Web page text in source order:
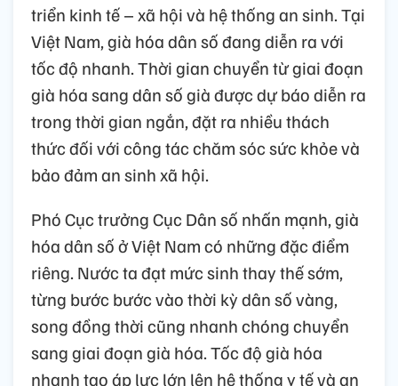
triển kinh tế – xã hội và hệ thống an sinh. Tại
Việt Nam, già hóa dân số đang diễn ra với
tốc độ nhanh. Thời gian chuyển từ giai đoạn
già hóa sang dân số già được dự báo diễn ra
trong thời gian ngắn, đặt ra nhiều thách
thức đối với công tác chăm sóc sức khỏe và
bảo đảm an sinh xã hội.
Phó Cục trưởng Cục Dân số nhấn mạnh, già
hóa dân số ở Việt Nam có những đặc điểm
riêng. Nước ta đạt mức sinh thay thế sớm,
từng bước bước vào thời kỳ dân số vàng,
song đồng thời cũng nhanh chóng chuyển
sang giai đoạn già hóa. Tốc độ già hóa
nhanh tạo áp lực lớn lên hệ thống y tế và an